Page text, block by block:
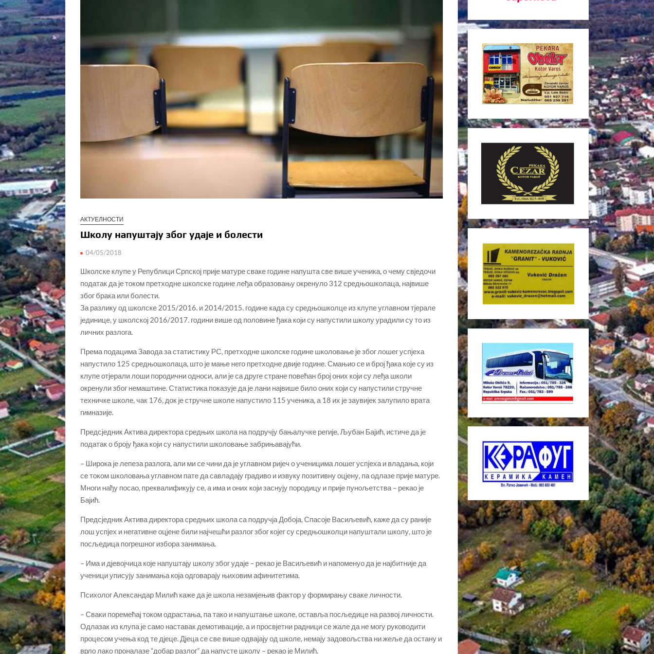
АКТУЕЛНОСТИ
Школу напуштају због удаје и болести
04/05/2018
Школске клупе у Републици Српској прије матуре сваке године напушта све више ученика, о чему свједочи
податак да је током претходне школске године леђа образовању окренуло 312 средњошколаца, највише
због брака или болести.
За разлику од школске 2015/2016. и 2014/2015. године када су средњошколце из клупе углавном тјерале
јединице, у школској 2016/2017. години више од половине ђака који су напустили школу урадили су то из
личних разлога.
Према подацима Завода за статистику РС, претходне школске године школовање је због лошег успјеха
напустило 125 средњошколаца, што је мање него претходне двије године. Смањио се и број ђака које су из
клупе отјерали лоши породични односи, али је са друге стране повећан број оних који су леђа школи
окренули због немаштине. Статистика показује да је лани највише било оних који су напустили стручне
техничке школе, чак 176, док је стручне школе напустило 115 ученика, а 18 их је заувијек залупило врата
гимназије.
Предсједник Актива директора средњих школа на подручју бањалучке регије, Љубан Бајић, истиче да је
податак о броју ђака који су напустили школовање забрињавајући.
– Широка је лепеза разлога, али ми се чини да је углавном ријеч о ученицима лошег успјеха и владања, који
се током школовања углавном пате да савладају градиво и извуку позитивну оцјену, па одлазе прије матуре.
Многи нађу посао, преквалификују се, а има и оних који заснују породицу и прије пунољетства – рекао је
Бајић.
Предсједник Актива директора средњих школа са подручја Добоја, Спасоје Васиљевић, каже да су раније
лош успјех и негативне оцјене били најчешћи разлог због којег су средњошколци напуштали школу, што је
посљедица погрешног избора занимања.
– Има и дјевојчица које напуштају школу због удаје – рекао је Васиљевић и напоменуо да је најбитније да
ученици уписују занимања која одговарају њиховим афинитетима.
Психолог Александар Милић каже да је школа незамјењив фактор у формирању сваке личности.
– Сваки поремећај током одрастања, па тако и напуштање школе, оставља посљедице на развој личности.
Одлазак из клупа је само наставак демотивације, а и просвјетни радници се жале да не могу руководити
процесом учења код те дјеце. Дјеца се све више одвајају од школе, немају задовољства ни жеље да остану и
врло лако проналазе “добар разлог” да напусте школу – рекао је Милић.